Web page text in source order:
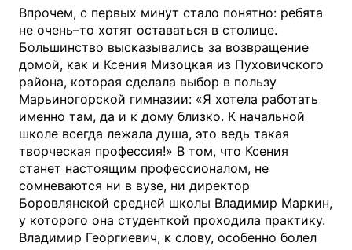
Впрочем, с первых минут стало понятно: ребята
не очень–то хотят оставаться в столице.
Большинство высказывались за возвращение
домой, как и Ксения Мизоцкая из Пуховичского
района, которая сделала выбор в пользу
Марьиногорской гимназии: «Я хотела работать
именно там, да и к дому близко. К начальной
школе всегда лежала душа, это ведь такая
творческая профессия!» В том, что Ксения
станет настоящим профессионалом, не
сомневаются ни в вузе, ни директор
Боровлянской средней школы Владимир Маркин,
у которого она студенткой проходила практику.
Владимир Георгиевич, к слову, особенно болел